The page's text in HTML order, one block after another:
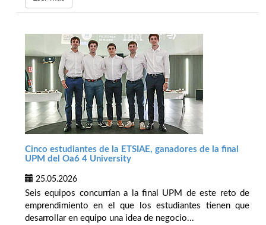
Cinco estudiantes de la ETSIAE, ganadores de la final
UPM del Oa6 4 University
25.05.2026
Seis equipos concurrían a la final UPM de este reto de
emprendimiento en el que los estudiantes tienen que
desarrollar en equipo una idea de negocio...